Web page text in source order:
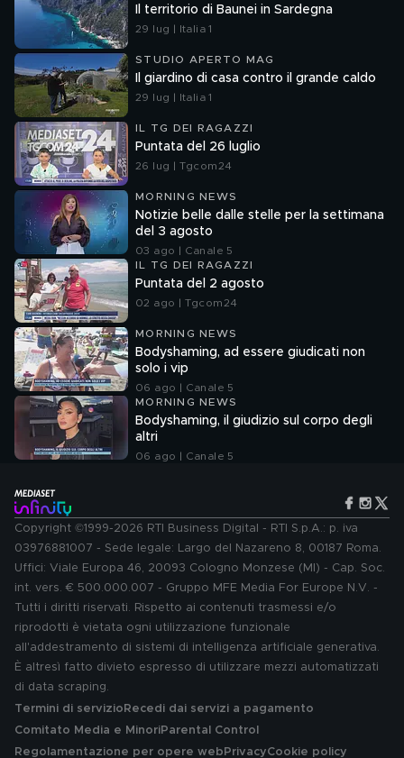
Il territorio di Baunei in Sardegna
29 lug | Italia 1
STUDIO APERTO MAG
Il giardino di casa contro il grande caldo
29 lug | Italia 1
IL TG DEI RAGAZZI
Puntata del 26 luglio
26 lug | Tgcom24
MORNING NEWS
Notizie belle dalle stelle per la settimana
del 3 agosto
03 ago | Canale 5
IL TG DEI RAGAZZI
Puntata del 2 agosto
02 ago | Tgcom24
MORNING NEWS
Bodyshaming, ad essere giudicati non
solo i vip
06 ago | Canale 5
MORNING NEWS
Bodyshaming, il giudizio sul corpo degli
altri
06 ago | Canale 5
Copyright ©1999-2026 RTI Business Digital - RTI S.p.A.: p. iva
03976881007 - Sede legale: Largo del Nazareno 8, 00187 Roma.
Uffici: Viale Europa 46, 20093 Cologno Monzese (MI) - Cap. Soc.
int. vers. € 500.000.007 - Gruppo MFE Media For Europe N.V. -
Tutti i diritti riservati. Rispetto ai contenuti trasmessi e/o
riprodotti è vietata ogni utilizzazione funzionale
all'addestramento di sistemi di intelligenza artificiale generativa.
È altresì fatto divieto espresso di utilizzare mezzi automatizzati
di data scraping.
Termini di servizio Recedi dai servizi a pagamento
Comitato Media e MinoriParental Control
Regolamentazione per opere web PrivacyCookie policy